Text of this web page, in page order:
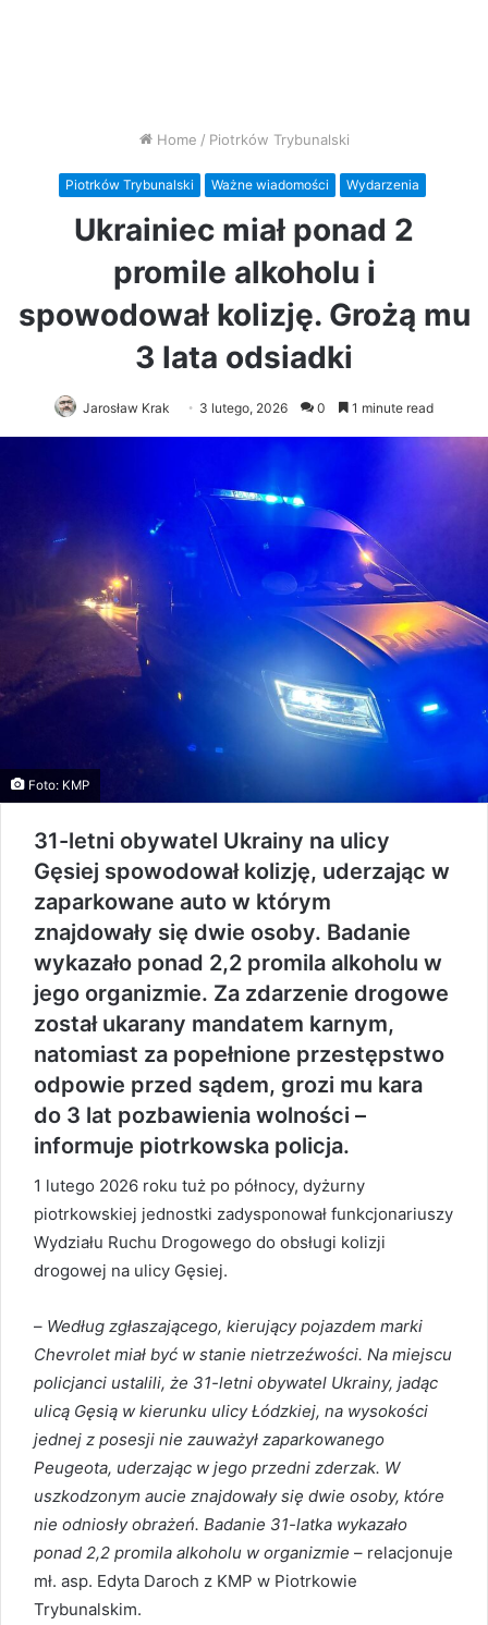
Home / Piotrków Trybunalski
Piotrków Trybunalski Ważne wiadomości Wydarzenia
Ukrainiec miał ponad 2
promile alkoholu i
spowodował kolizję. Grożą mu
3 lata odsiadki
Jarosław Krak 3 lutego, 2026 0 1 minute read
Foto: KMP
31-letni obywatel Ukrainy na ulicy
Gęsiej spowodował kolizję, uderzając w
zaparkowane auto w którym
znajdowały się dwie osoby. Badanie
wykazało ponad 2,2 promila alkoholu w
jego organizmie. Za zdarzenie drogowe
został ukarany mandatem karnym,
natomiast za popełnione przestępstwo
odpowie przed sądem, grozi mu kara
do 3 lat pozbawienia wolności –
informuje piotrkowska policja.
1 lutego 2026 roku tuż po północy, dyżurny
piotrkowskiej jednostki zadysponował funkcjonariuszy
Wydziału Ruchu Drogowego do obsługi kolizji
drogowej na ulicy Gęsiej.
– Według zgłaszającego, kierujący pojazdem marki
Chevrolet miał być w stanie nietrzeźwości. Na miejscu
policjanci ustalili, że 31-letni obywatel Ukrainy, jadąc
ulicą Gęsią w kierunku ulicy Łódzkiej, na wysokości
jednej z posesji nie zauważył zaparkowanego
Peugeota, uderzając w jego przedni zderzak. W
uszkodzonym aucie znajdowały się dwie osoby, które
nie odniosły obrażeń. Badanie 31-latka wykazało
ponad 2,2 promila alkoholu w organizmie – relacjonuje
mł. asp. Edyta Daroch z KMP w Piotrkowie
Trybunalskim.